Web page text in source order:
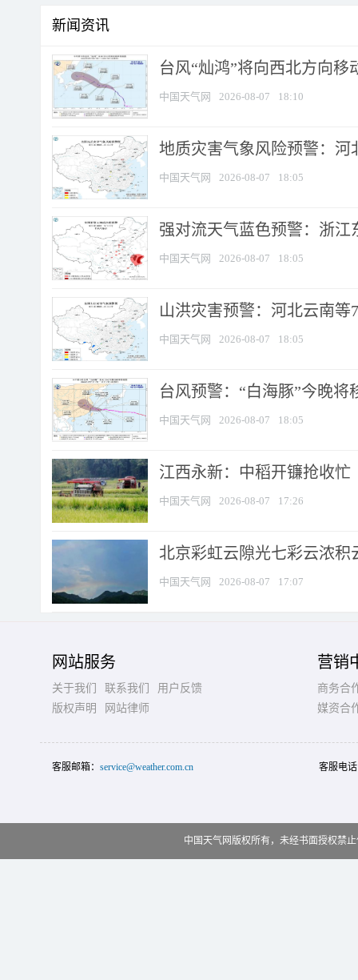
新闻资讯
台风“灿鸿”将向西北方向移
中国天气网 2026-08-07 18:10
地质灾害气象风险预警：河
中国天气网 2026-08-07 18:05
强对流天气蓝色预警：浙江
中国天气网 2026-08-07 18:05
山洪灾害预警：河北云南
中国天气网 2026-08-07 18:05
台风预警：“白海豚”今晚将
中国天气网 2026-08-07 18:05
江西永新：中稻开镰抢收忙
中国天气网 2026-08-07 17:26
北京彩虹云隙光七彩云浓积
中国天气网 2026-08-07 17:07
网站服务
关于我们 联系我们
用户反馈
版权声明
网站律师
营销
商务合
媒资合
客服邮箱： service@weather.com.cn 客服电
中国天气网版权所有，未经书面授权